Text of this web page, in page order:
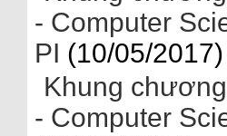
- Computer
PI (10/05/2017)
Khung
- Computer